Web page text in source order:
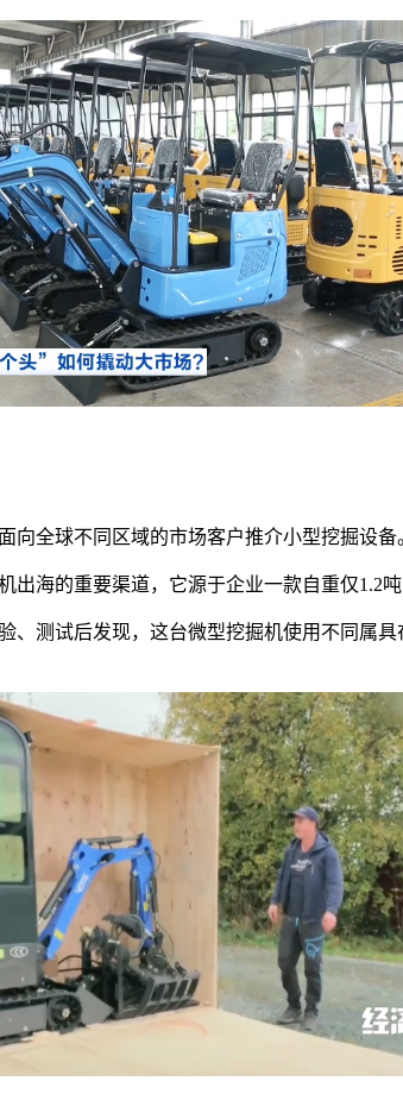
向全球不同区域的市场客户推介小型挖掘设备
海的重要渠道，它源于企业一款自重仅1.2
、测试后发现，这台微型挖掘机使用不同属